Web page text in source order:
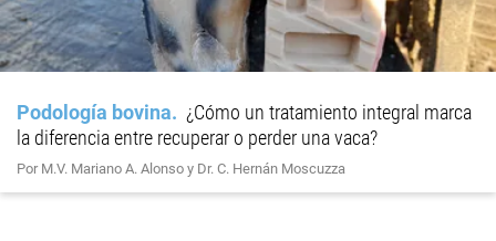
Podología bovina
¿Cómo un tratamiento integral marca
la diferencia entre recuperar o perder una vaca?
Por M.V. Mariano A. Alonso y Dr. C. Hernán Moscuzza